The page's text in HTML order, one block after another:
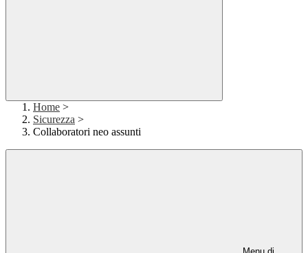
Home >
Sicurezza >
Collaboratori neo assunti